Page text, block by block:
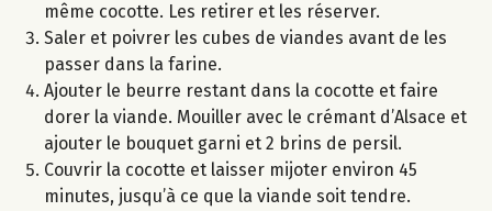
même cocotte. Les retirer et les réserver.
Saler et poivrer les cubes de viandes avant de les
passer dans la farine.
Ajouter le beurre restant dans la cocotte et faire
dorer la viande. Mouiller avec le crémant d’Alsace et
ajouter le bouquet garni et 2 brins de persil.
Couvrir la cocotte et laisser mijoter environ 45
minutes, jusqu’à ce que la viande soit tendre.